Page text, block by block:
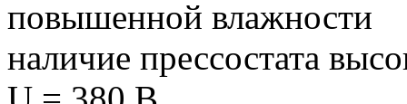
повышенной влажности
наличие прессостата